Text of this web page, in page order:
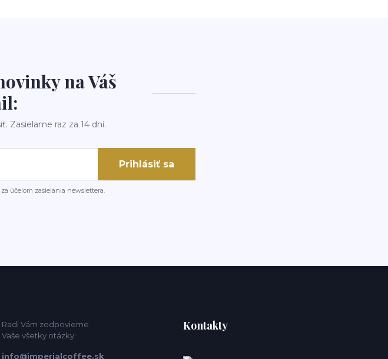
na Váš
Zasielame raz za 14 dní.
Prihlásiť sa
účelom zasielania newslettera.
Radi Vám zodpovieme
Vaše všetky otázky:
info@imperialcoffee.sk
Kontakty